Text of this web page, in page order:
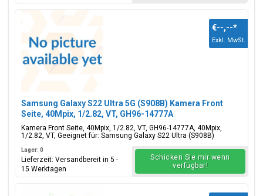
Samsung Galaxy S22 Ultra 5G (S908B) Kamera Front
Seite, 40Mpix, 1/2.82, VT, GH96-14777A
Kamera Front Seite, 40Mpix, 1/2.82, VT, GH96-14777A, 40Mpix,
1/2.82, VT, Geeignet für: Samsung Galaxy S22 Ultra (S908B)
€--,--*
Exkl. MwSt.
Lager: 0
Lieferzeit: Versandbereit in 5 -
15 Werktagen
Schicken Sie mir wenn
verfügbar!